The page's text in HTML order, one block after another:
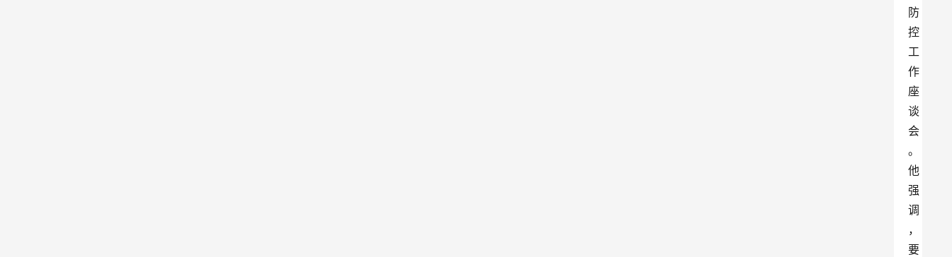
防
控
工
作
座
谈
会
。
他
强
调
，
要